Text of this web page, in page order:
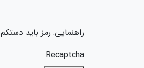
راهنمایی: رمز باید دستکم ۷ حرف باشد. برای قوی‌تر کردن آن، از حروف کوچک و بزرگ انگلیسی، اعداد و نمادهایی مانند ! " ؟ $ % ^ & ) استفاده کنید.
Recaptcha